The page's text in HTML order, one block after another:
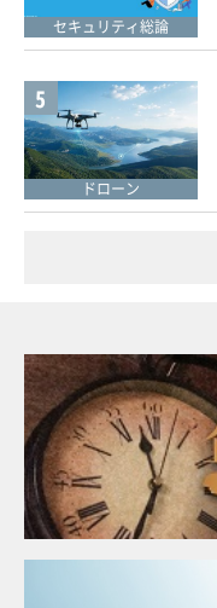
セキュリティ総論
5
ドローン